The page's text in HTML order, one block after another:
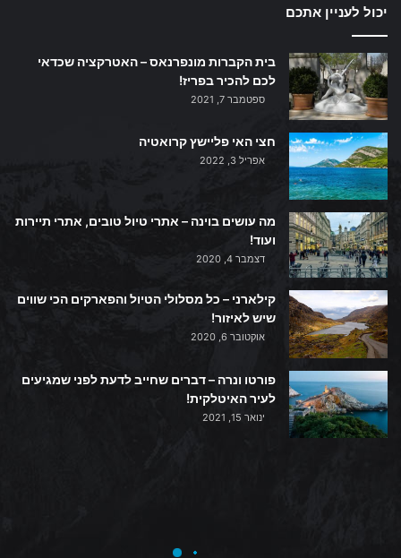
יכול לעניין אתכם
בית הקברות מונפרנאס – האטרקציה שכדאי
לכם להכיר בפריז!
ספטמבר 7, 2021
חצי האי פליישץ קרואטיה
אפריל 3, 2022
מה עושים בוינה – אתרי טיול טובים, אתרי תיירות
ועוד!
דצמבר 4, 2020
קילארני – כל מסלולי הטיול והפארקים הכי שווים
שיש לאיזור!
אוקטובר 6, 2020
פורטו ונרה – דברים שחייב לדעת לפני שמגיעים
לעיר האיטלקית!
ינואר 15, 2021